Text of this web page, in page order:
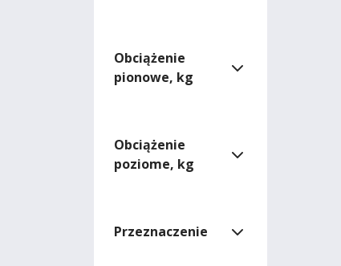
Obciążenie
pionowe, kg
Obciążenie
poziome, kg
Przeznaczenie